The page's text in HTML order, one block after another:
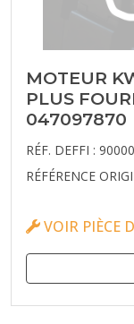
MOTEUR
PLUS
047097870
RÉF. DEFFI :
RÉFÉRENCE
VOIR PIÈCE